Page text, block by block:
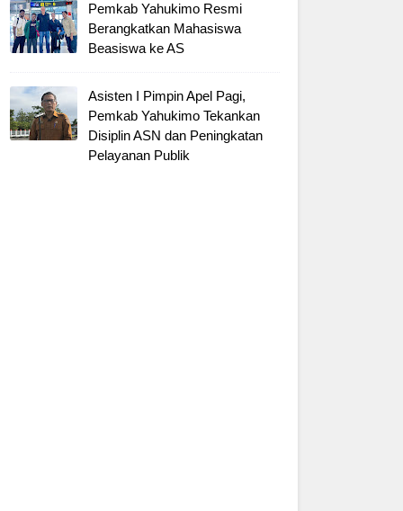
Pemkab Yahukimo Resmi
Berangkatkan Mahasiswa
Beasiswa ke AS
Asisten I Pimpin Apel Pagi,
Pemkab Yahukimo Tekankan
Disiplin ASN dan Peningkatan
Pelayanan Publik